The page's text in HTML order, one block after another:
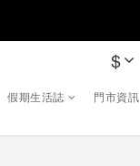
$
假期生活誌 門市資訊